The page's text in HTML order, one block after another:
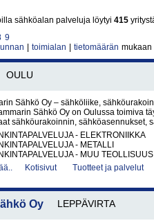
sähköalan palveluja löytyi 415
9
toimialan tietomäärän mukaan
OULU
Sähkö Oy – sähköliike,
Sähkö Oy on Oulussa toimiva
sähköurakoinnin, sähköasennukset,
- ELEKTRONIIKKA
- METALLI
- MUU
Kotisivut Tuotteet ja palvelut
Oy LEPPÄVIRTA